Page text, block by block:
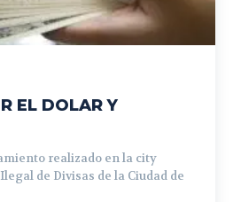
EL DOLAR Y
realizado en la city
de Divisas de la Ciudad de